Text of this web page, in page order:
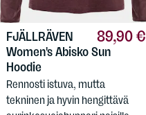
89,90 €
FJÄLLRÄVEN
Women's Abisko Sun
Hoodie
Rennosti istuva, mutta
tekninen ja hyvin hengittävä